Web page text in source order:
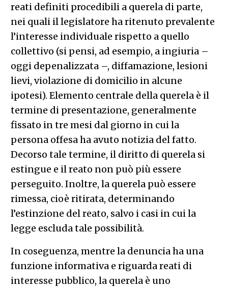
reati definiti procedibili a querela di parte,
nei quali il legislatore ha ritenuto prevalente
l’interesse individuale rispetto a quello
collettivo (si pensi, ad esempio, a ingiuria –
oggi depenalizzata –, diffamazione, lesioni
lievi, violazione di domicilio in alcune
ipotesi). Elemento centrale della querela è il
termine di presentazione, generalmente
fissato in tre mesi dal giorno in cui la
persona offesa ha avuto notizia del fatto.
Decorso tale termine, il diritto di querela si
estingue e il reato non può più essere
perseguito. Inoltre, la querela può essere
rimessa, cioè ritirata, determinando
l’estinzione del reato, salvo i casi in cui la
legge escluda tale possibilità.
In coseguenza, mentre la denuncia ha una
funzione informativa e riguarda reati di
interesse pubblico, la querela è uno